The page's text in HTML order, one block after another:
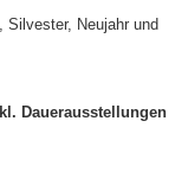
Silvester, Neujahr und
Dauerausstellungen